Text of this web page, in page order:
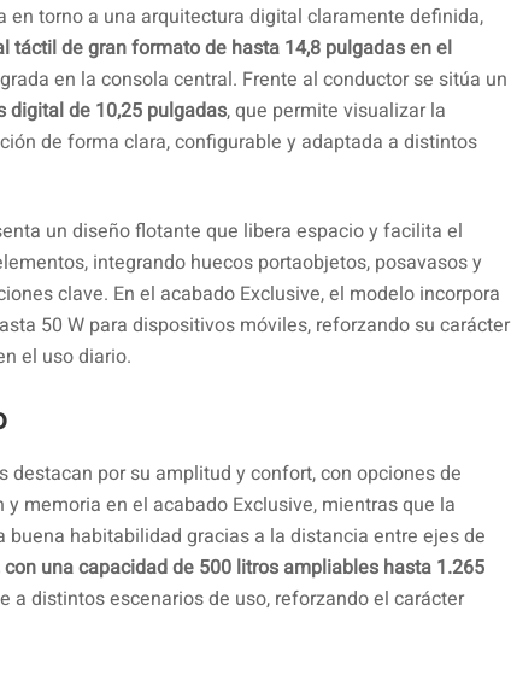
en torno a una arquitectura digital claramente definida,
táctil de gran formato de hasta 14,8 pulgadas en el
en la consola central. Frente al conductor se sitúa un
digital de 10,25 pulgadas, que permite visualizar la
de forma clara, configurable y adaptada a distintos
un diseño flotante que libera espacio y facilita el
integrando huecos portaobjetos, posavasos y
clave. En el acabado Exclusive, el modelo incorpora
50 W para dispositivos móviles, reforzando su carácter
el uso diario.
destacan por su amplitud y confort, con opciones de
memoria en el acabado Exclusive, mientras que la
buena habitabilidad gracias a la distancia entre ejes de
una capacidad de 500 litros ampliables hasta 1.265
a distintos escenarios de uso, reforzando el carácter